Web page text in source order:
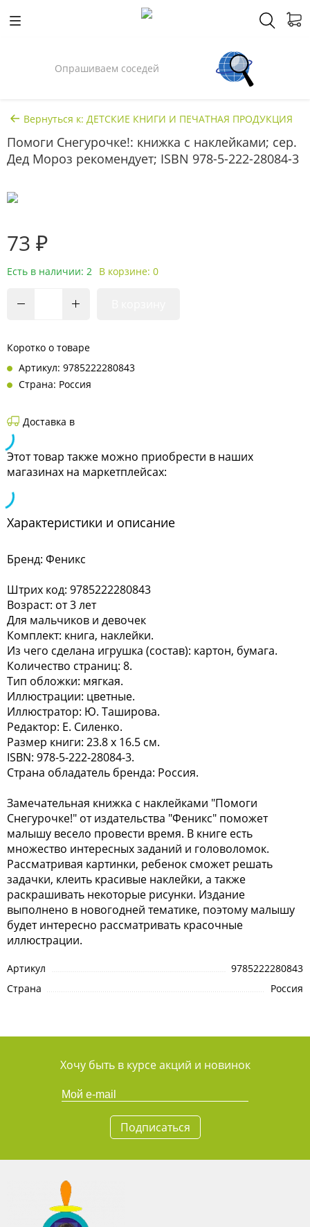
Опрашиваем соседей
Вернуться к: ДЕТСКИЕ КНИГИ И ПЕЧАТНАЯ ПРОДУКЦИЯ
Помоги Снегурочке!: книжка с наклейками; сер.
Дед Мороз рекомендует; ISBN 978-5-222-28084-3
73 ₽
Есть в наличии: 2 В корзине: 0
Коротко о товаре
Артикул: 9785222280843
Страна: Россия
Доставка в
Этот товар также можно приобрести в наших
магазинах на маркетплейсах:
Характеристики и описание
Бренд: Феникс
Штрих код: 9785222280843
Возраст: от 3 лет
Для мальчиков и девочек
Комплект: книга, наклейки.
Из чего сделана игрушка (состав): картон, бумага.
Количество страниц: 8.
Тип обложки: мягкая.
Иллюстрации: цветные.
Иллюстратор: Ю. Таширова.
Редактор: Е. Силенко.
Размер книги: 23.8 х 16.5 см.
ISBN: 978-5-222-28084-3.
Страна обладатель бренда: Россия.
Замечательная книжка с наклейками "Помоги
Снегурочке!" от издательства "Феникс" поможет
малышу весело провести время. В книге есть
множество интересных заданий и головоломок.
Рассматривая картинки, ребенок сможет решать
задачки, клеить красивые наклейки, а также
раскрашивать некоторые рисунки. Издание
выполнено в новогодней тематике, поэтому малышу
будет интересно рассматривать красочные
иллюстрации.
Артикул
9785222280843
Страна
Россия
Хочу быть в курсе акций и новинок
Подписаться